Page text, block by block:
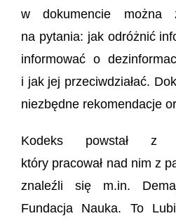
w dokumencie można
na pytania: jak odróżnić
informować o
i jak jej przeciwdziałać.
niezbędne rekomendacje
Kodeks powstał z
który pracował nad nim z
znaleźli się m.in.
Fundacja Nauka. To